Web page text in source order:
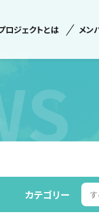
ロジェクトとは メン
カテゴリー